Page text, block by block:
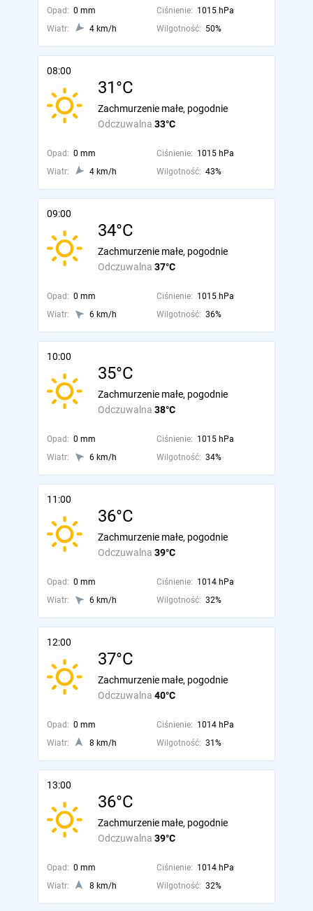
Opad: 0 mm Ciśnienie: 1015 hPa
Wiatr:
4 km/h Wilgotność: 50%
08:00
31°C
Odczuwalna 33°C
Zachmurzenie małe, pogodnie
Opad: 0 mm Ciśnienie: 1015 hPa
Wiatr:
4 km/h Wilgotność: 43%
09:00
34°C
Odczuwalna 37°C
Zachmurzenie małe, pogodnie
Opad: 0 mm Ciśnienie: 1015 hPa
Wiatr:
6 km/h Wilgotność: 36%
10:00
35°C
Odczuwalna 38°C
Zachmurzenie małe, pogodnie
Opad: 0 mm Ciśnienie: 1015 hPa
Wiatr:
6 km/h Wilgotność: 34%
11:00
36°C
Odczuwalna 39°C
Zachmurzenie małe, pogodnie
Opad: 0 mm Ciśnienie: 1014 hPa
Wiatr:
6 km/h Wilgotność: 32%
12:00
37°C
Odczuwalna 40°C
Zachmurzenie małe, pogodnie
Opad: 0 mm Ciśnienie: 1014 hPa
Wiatr:
8 km/h Wilgotność: 31%
13:00
36°C
Odczuwalna 39°C
Zachmurzenie małe, pogodnie
Opad: 0 mm Ciśnienie: 1014 hPa
Wiatr:
8 km/h Wilgotność: 32%